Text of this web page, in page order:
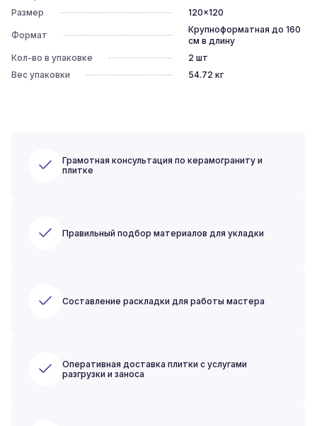
Размер
120x120
Формат
Крупноформатная до 160
см в длину
Кол-во в упаковке
2 шт
Вес упаковки
54.72 кг
Грамотная консультация по керамограниту и
плитке
Правильный подбор материалов для укладки
Составление раскладки для работы мастера
Оперативная доставка плитки с услугами
разгрузки и заноса